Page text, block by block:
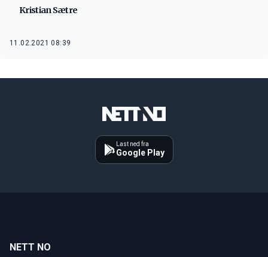
Kristian Sætre
11.02.2021 08:39
Last ned fra
Google Play
NETT NO